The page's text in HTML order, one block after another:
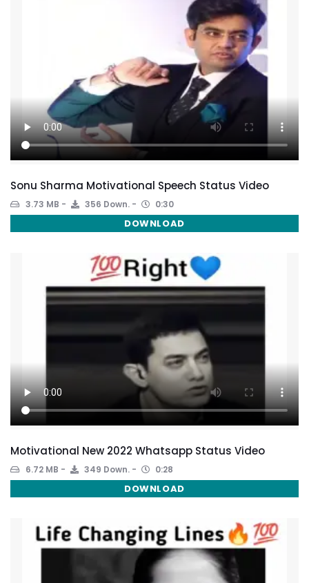
Sonu Sharma Motivational Speech Status Video
3.73 MB 356 Down. 0:30
DOWNLOAD
Motivational New 2022 Whatsapp Status Video
6.72 MB 349 Down. 0:28
DOWNLOAD